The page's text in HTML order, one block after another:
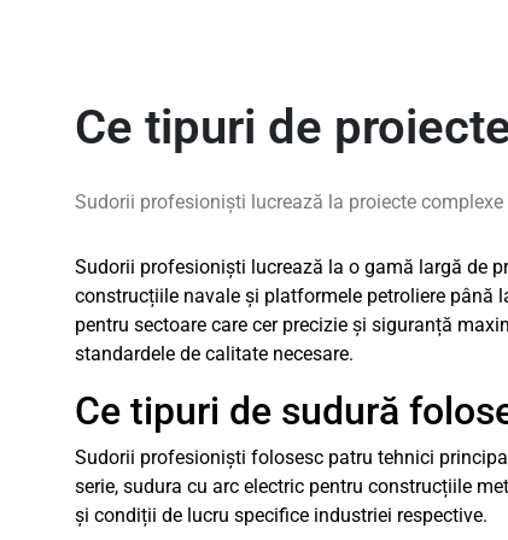
Ce tipuri de
Sudorii profesioniști lucrează la proiecte
Sudorii profesioniști lucrează la o gamă largă de
construcțiile navale și platformele petroliere
pentru sectoare care cer precizie și siguranță
standardele de calitate necesare.
Ce tipuri de sudură
Sudorii profesioniști folosesc patru tehnici
serie, sudura cu arc electric pentru construcțiile
și condiții de lucru specifice industriei respective.